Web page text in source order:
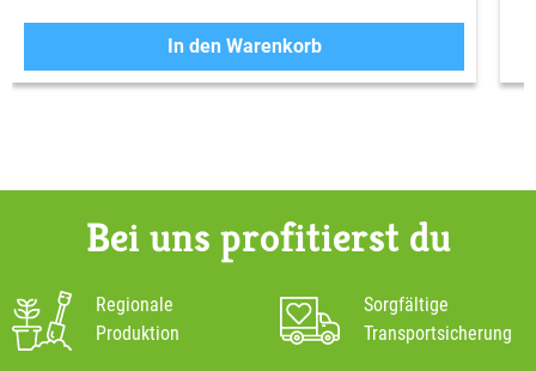
In den Warenkorb
Bei uns profitierst du
Regionale
Produktion
Sorgfältige
Transportsicherung